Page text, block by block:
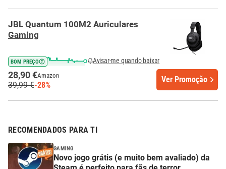
JBL Quantum 100M2 Auriculares
Gaming
BOM PREÇO Avisar-me quando baixar
28,90 €Amazon
39,99 €-28%
Ver Promoção
RECOMENDADOS PARA TI
GAMING
Novo jogo grátis (e muito bem avaliado) da